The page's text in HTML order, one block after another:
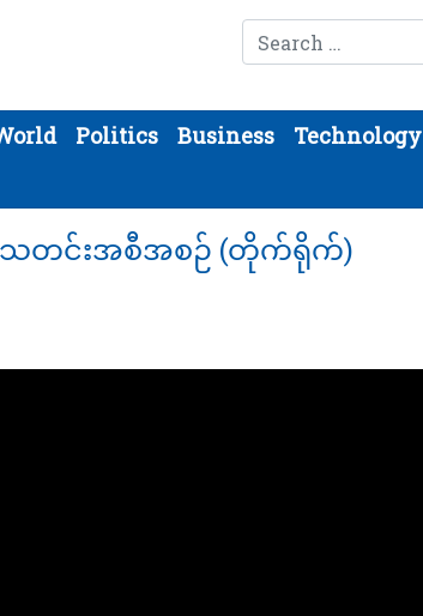
Search
Politics Business Technology
ဉ်သတင်းအစီအစဉ် (တိုက်ရိုက်)